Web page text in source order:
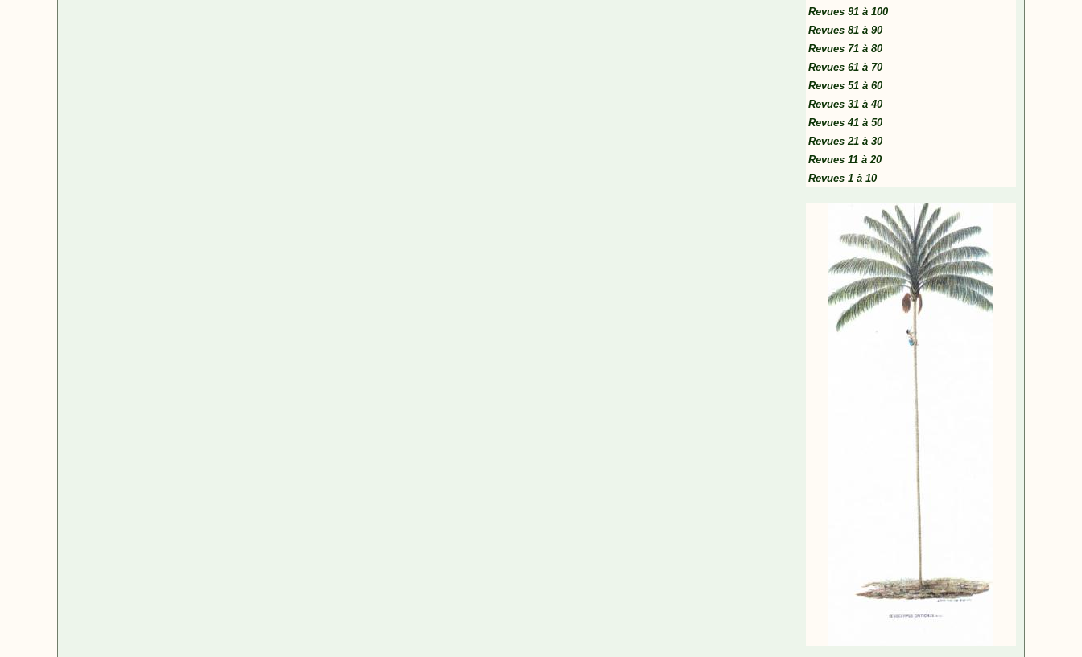
Revues 91 à 100
Revues 81 à 90
Revues 71 à 80
Revues 61 à 70
Revues 51 à 60
Revues 31 à 40
Revues 41 à 50
Revues 21 à 30
Revues 11 à 20
Revues 1 à 10